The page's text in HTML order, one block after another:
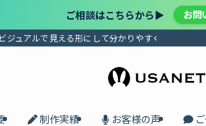
ご相談はこちらから▶︎ お問
ュアルで見える形にして分かりやすく届けま
制作実績 お客様の声 ご